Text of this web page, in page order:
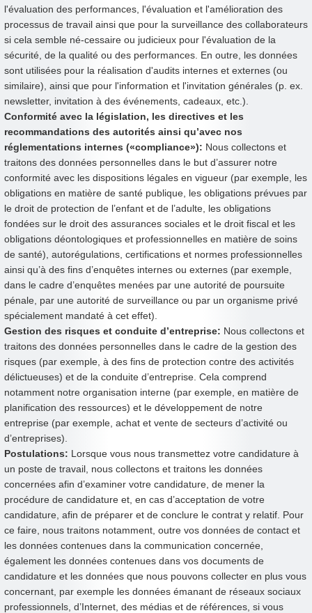
l'évaluation des performances, l'évaluation et l'amélioration des
processus de travail ainsi que pour la surveillance des collaborateurs
si cela semble né-cessaire ou judicieux pour l'évaluation de la
sécurité, de la qualité ou des performances. En outre, les données
sont utilisées pour la réalisation d'audits internes et externes (ou
similaire), ainsi que pour l'information et l'invitation générales (p. ex.
newsletter, invitation à des événements, cadeaux, etc.).
Conformité avec la législation, les directives et les
recommandations des autorités ainsi qu’avec nos
réglementations internes («compliance»): Nous collectons et
traitons des données personnelles dans le but d’assurer notre
conformité avec les dispositions légales en vigueur (par exemple, les
obligations en matière de santé publique, les obligations prévues par
le droit de protection de l’enfant et de l’adulte, les obligations
fondées sur le droit des assurances sociales et le droit fiscal et les
obligations déontologiques et professionnelles en matière de soins
de santé), autorégulations, certifications et normes professionnelles
ainsi qu’à des fins d’enquêtes internes ou externes (par exemple,
dans le cadre d’enquêtes menées par une autorité de poursuite
pénale, par une autorité de surveillance ou par un organisme privé
spécialement mandaté à cet effet).
Gestion des risques et conduite d’entreprise: Nous collectons et
traitons des données personnelles dans le cadre de la gestion des
risques (par exemple, à des fins de protection contre des activités
délictueuses) et de la conduite d’entreprise. Cela comprend
notamment notre organisation interne (par exemple, en matière de
planification des ressources) et le développement de notre
entreprise (par exemple, achat et vente de secteurs d’activité ou
d’entreprises).
Postulations: Lorsque vous nous transmettez votre candidature à
un poste de travail, nous collectons et traitons les données
concernées afin d’examiner votre candidature, de mener la
procédure de candidature et, en cas d’acceptation de votre
candidature, afin de préparer et de conclure le contrat y relatif. Pour
ce faire, nous traitons notamment, outre vos données de contact et
les données contenues dans la communication concernée,
également les données contenues dans vos documents de
candidature et les données que nous pouvons collecter en plus vous
concernant, par exemple les données émanant de réseaux sociaux
professionnels, d’Internet, des médias et de références, si vous